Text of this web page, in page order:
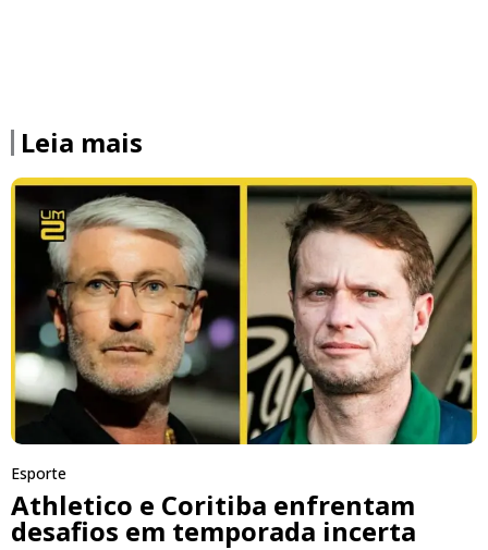
Leia mais
Esporte
Athletico e Coritiba enfrentam
desafios em temporada incerta